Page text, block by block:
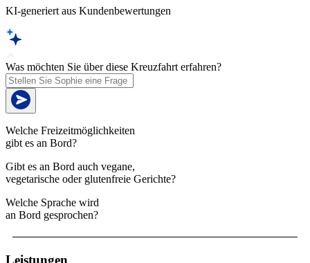
KI-generiert aus Kundenbewertungen
Was möchten Sie über diese Kreuzfahrt erfahren?
Welche Freizeitmöglichkeiten
gibt es an Bord?
Gibt es an Bord auch vegane,
vegetarische oder glutenfreie Gerichte?
Welche Sprache wird
an Bord gesprochen?
Leistungen